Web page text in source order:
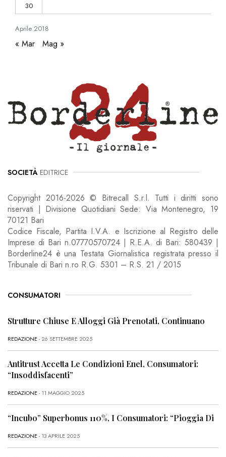
Aprile 2018
30
« Mar Mag »
SOCIETÀ EDITRICE
Copyright 2016-2026 © Bitrecall S.r.l. Tutti i diritti sono
riservati | Divisione Quotidiani Sede: Via Montenegro, 19
70121 Bari
Codice Fiscale, Partita I.V.A. e Iscrizione al Registro delle
Imprese di Bari n.07770570724 | R.E.A. di Bari: 580439 |
Borderline24 è una Testata Giornalistica registrata presso il
Tribunale di Bari n.ro R.G. 5301 – R.S. 21 / 2015
CONSUMATORI
Strutture Chiuse E Alloggi Già Prenotati, Continuano
REDAZIONE- 26 SETTEMBRE 2025
Antitrust Accetta Le Condizioni Enel, Consumatori:
“Insoddisfacenti”
REDAZIONE- 11 MAGGIO 2025
“Incubo” Superbonus 110%, I Consumatori: “Pioggia Di
REDAZIONE- 13 APRILE 2025